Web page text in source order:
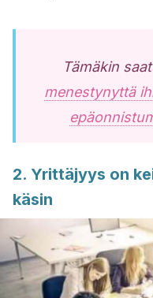
Tämäkin
menestynyttä
2. Yrittäjyys on
käsin